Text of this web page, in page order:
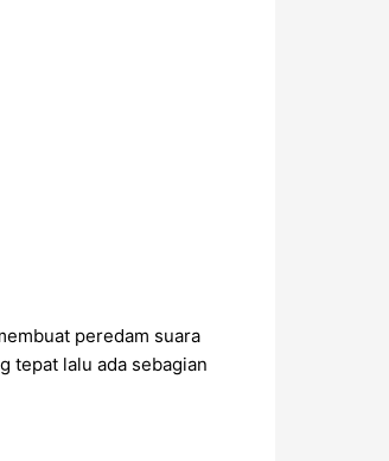
peredam suara
tepat lalu ada sebagian